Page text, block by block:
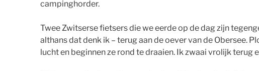
campinghorder.
Twee Zwitserse fietsers die we eerde op de dag zijn
althans dat denk ik – terug aan de oever van de Obersee.
lucht en beginnen ze rond te draaien. Ik zwaai vrolijk terug